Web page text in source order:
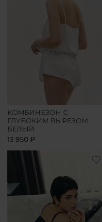
КОМБИНЕЗОН С
ГЛУБОКИМ ВЫРЕЗОМ
БЕЛЫЙ
13 950 ₽